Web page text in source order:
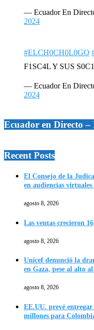
— Ecuador En
2024
#ELCH0CH0L0GO
F1SC4L Y SUS
— Ecuador En
2024
Ecuador en Directo –
Recent Posts
El Consejo de la
en audiencias virtuales
agosto 8, 2026
Las ventas crecieron
agosto 8, 2026
Unicef denunció la
en Gaza, pese al alto
agosto 8, 2026
EE.UU. prevé
millones para